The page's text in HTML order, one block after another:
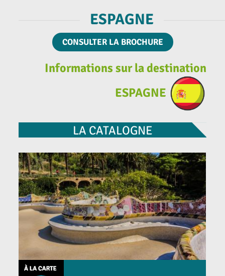
ESPAGNE
CONSULTER LA BROCHURE
Informations sur la destination
ESPAGNE
LA CATALOGNE